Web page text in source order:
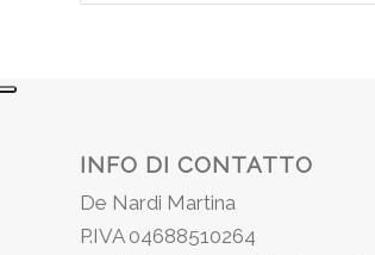
INFO DI CONTATTO
De Nardi Martina
P.IVA 04688510264